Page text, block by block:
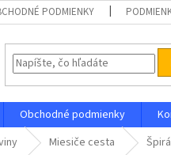
PODMIENKY
Obchodné podmienky
Miesiče cesta